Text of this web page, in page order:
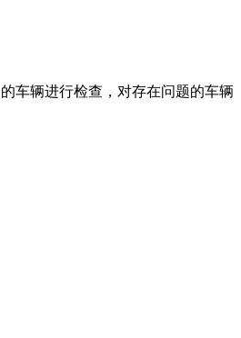
车辆进行检查，对存在问题的车辆